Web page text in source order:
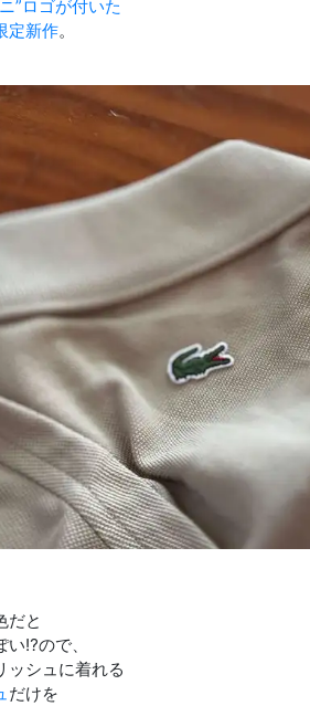
”ロゴが付いた
定新作。
だと
い⁉︎ので、
ッシュに着れる
だけを